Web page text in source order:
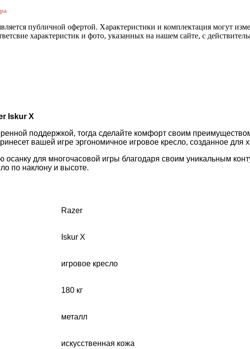
публичной офертой. Характеристики и комплектация могут
характеристик и фото, указанных на нашем сайте, с
Iskur X
поддержкой, тогда сделайте комфорт своим
вашей игре эргономичное игровое кресло, созданное для
осанку для многочасовой игры благодаря своим уникальным
по наклону и высоте.
Razer
Iskur X
игровое кресло
180 кг
металл
искусственная кожа